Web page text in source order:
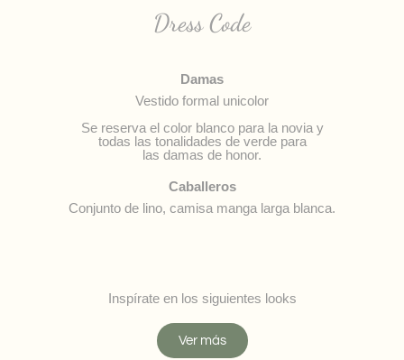
Dress Code
Damas
Vestido formal unicolor
Se reserva el color blanco para la novia y
todas las tonalidades de verde para
las damas de honor.
Caballeros
Conjunto de lino, camisa manga larga blanca.
Inspírate en los siguientes looks
Ver más